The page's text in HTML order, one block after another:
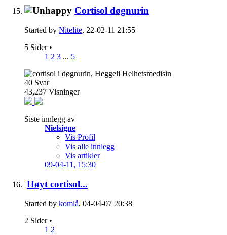
Cortisol døgnurin
Started by Nitelite, 22-02-11 21:55
5 Sider •
1 2 3 ... 5
40 Svar
43,237 Visninger
Siste innlegg av
Nielsigne
Vis Profil
Vis alle innlegg
Vis artikler
09-04-11, 15:30
Høyt cortisol...
Started by komlå, 04-04-07 20:38
2 Sider •
1 2